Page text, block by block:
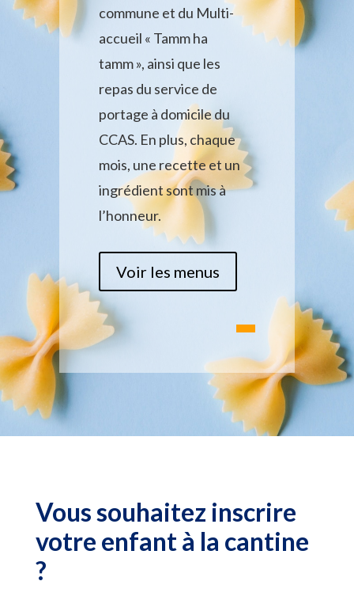
commune et du Multi-
accueil « Tamm ha
tamm », ainsi que les
repas du service de
portage à domicile du
CCAS. En plus, chaque
mois, une recette et un
ingrédient sont mis à
l’honneur.
Voir les menus
Vous souhaitez inscrire
votre enfant à la cantine
?